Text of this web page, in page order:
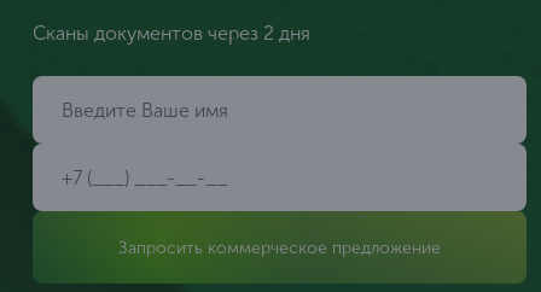
Сканы документов через 2 дня
Запросить коммерческое предложение